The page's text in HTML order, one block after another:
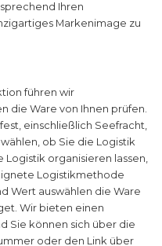
Ihren
Markenimage zu
führen wir
die Ware von Ihnen prüfen.
einschließlich Seefracht,
ob Sie die Logistik
organisieren lassen,
Logistikmethode
Wert auswählen die Ware
Wir bieten einen
Sie können sich über die
oder den Link über